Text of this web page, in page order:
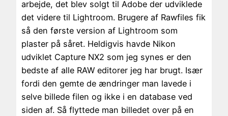
arbejde, det blev solgt til Adobe der udviklede
det videre til Lightroom. Brugere af Rawfiles fik
så den første version af Lightroom som
plaster på såret. Heldigvis havde Nikon
udviklet Capture NX2 som jeg synes er den
bedste af alle RAW editorer jeg har brugt. Især
fordi den gemte de ændringer man lavede i
selve billede filen og ikke i en database ved
siden af. Så flyttede man billedet over på en